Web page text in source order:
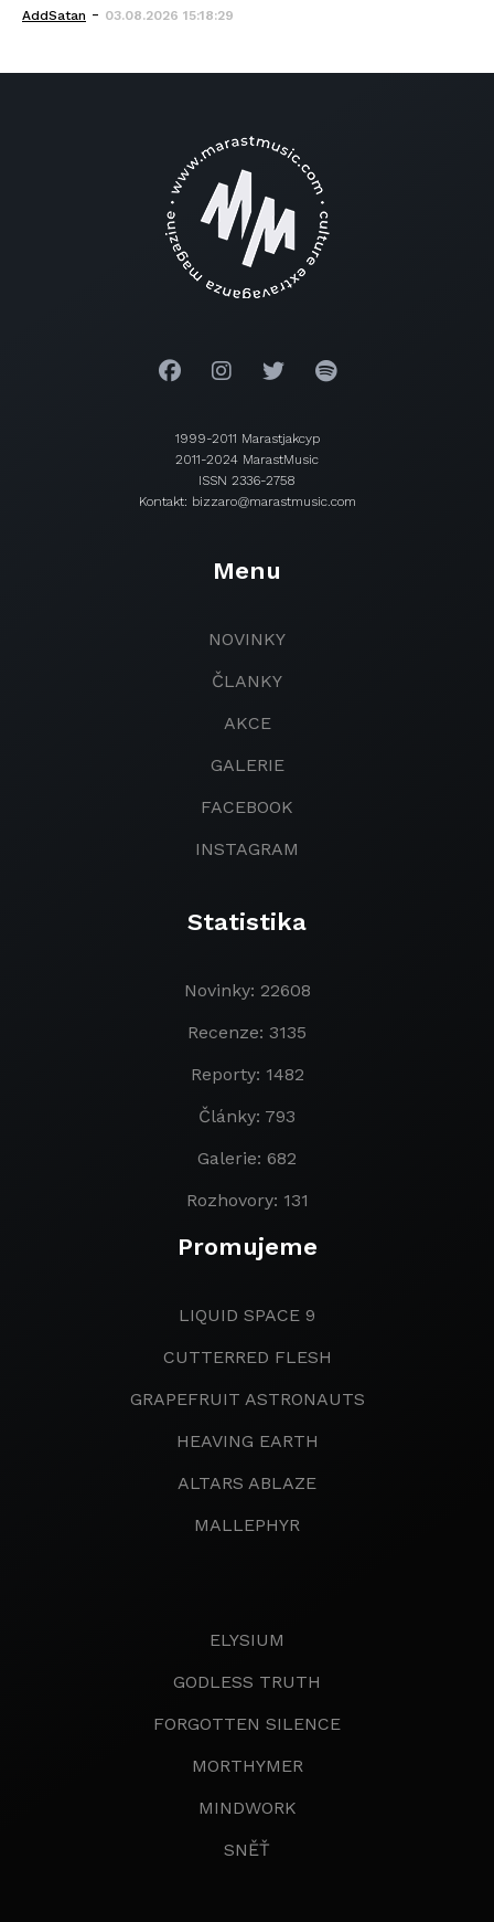
AddSatan - 03.08.2026 15:18:29
1999-2011 Marastjakcyp
2011-2024 MarastMusic
ISSN 2336-2758
Kontakt: bizzaro@marastmusic.com
Menu
NOVINKY
ČLANKY
AKCE
GALERIE
FACEBOOK
INSTAGRAM
Statistika
Novinky: 22608
Recenze: 3135
Reporty: 1482
Články: 793
Galerie: 682
Rozhovory: 131
Promujeme
LIQUID SPACE 9
CUTTERRED FLESH
GRAPEFRUIT ASTRONAUTS
HEAVING EARTH
ALTARS ABLAZE
MALLEPHYR
ELYSIUM
GODLESS TRUTH
FORGOTTEN SILENCE
MORTHYMER
MINDWORK
SNĚŤ